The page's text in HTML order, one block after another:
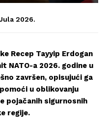
2026.
Recep Tayyip Erdogan
NATO-a 2026. godine u
završen, opisujući ga
u oblikovanju
pojačanih sigurnosnih
regije.